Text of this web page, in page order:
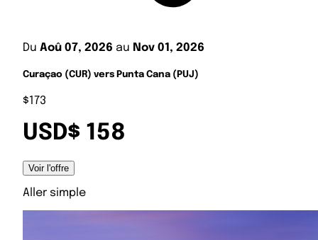
Du Aoû 07, 2026 au Nov 01, 2026
Curaçao (CUR) vers Punta Cana (PUJ)
$173
USD$ 158
Voir l'offre
Aller simple